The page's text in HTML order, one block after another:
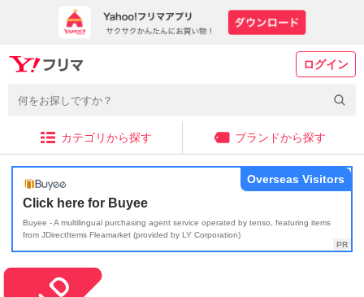
ログイン
カテゴリから探す ブランドから探す
Click here for Buyee
Buyee - A multilingual purchasing agent service operated by tenso, featuring items
from JDirectItems Fleamarket (provided by LY Corporation)
Overseas Visitors